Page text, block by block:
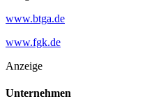
www.btga.de
www.fgk.de
Anzeige
Unternehmen